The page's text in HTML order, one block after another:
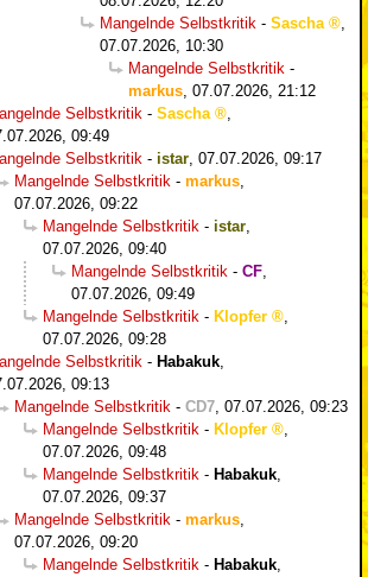
Mangelnde Selbstkritik - Sascha
,
07.07.2026, 10:30
Mangelnde Selbstkritik -
markus, 07.07.2026, 21:12
Selbstkritik - Sascha
,
09:49
Selbstkritik - istar, 07.07.2026, 09:17
Mangelnde Selbstkritik - markus,
07.07.2026, 09:22
Mangelnde Selbstkritik - istar,
07.07.2026, 09:40
Mangelnde Selbstkritik - CF,
07.07.2026, 09:49
Mangelnde Selbstkritik - Klopfer
,
07.07.2026, 09:28
Selbstkritik - Habakuk,
09:13
Mangelnde Selbstkritik - CD7, 07.07.2026, 09:23
Mangelnde Selbstkritik - Klopfer
,
07.07.2026, 09:48
Mangelnde Selbstkritik - Habakuk,
07.07.2026, 09:37
Mangelnde Selbstkritik - markus,
07.07.2026, 09:20
Mangelnde Selbstkritik - Habakuk,